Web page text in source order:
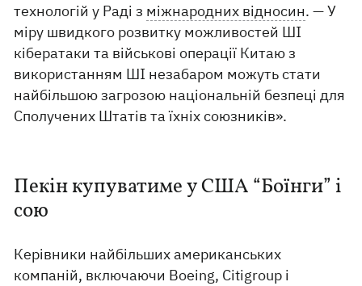
технологій у Раді з міжнародних відносин. — У
міру швидкого розвитку можливостей ШІ
кібератаки та військові операції Китаю з
використанням ШІ незабаром можуть стати
найбільшою загрозою національній безпеці для
Сполучених Штатів та їхніх союзників».
Пекін купуватиме у США “Боїнги” і
сою
Керівники найбільших американських
компаній, включаючи Boeing, Citigroup і